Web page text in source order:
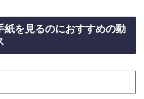
紙を見るのにおすすめの動